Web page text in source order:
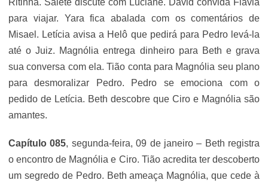
Ritinha. Salete discute com Luciane. David convida Flávia
para viajar. Yara fica abalada com os comentários de
Misael. Letícia avisa a Helô que pedirá para Pedro levá-la
até o Juiz. Magnólia entrega dinheiro para Beth e grava
sua conversa com ela. Tião conta para Magnólia seu plano
para desmoralizar Pedro. Pedro se emociona com o
pedido de Letícia. Beth descobre que Ciro e Magnólia são
amantes.
Capítulo 085, segunda-feira, 09 de janeiro – Beth registra
o encontro de Magnólia e Ciro. Tião acredita ter descoberto
um segredo de Pedro. Beth ameaça Magnólia, que cede à